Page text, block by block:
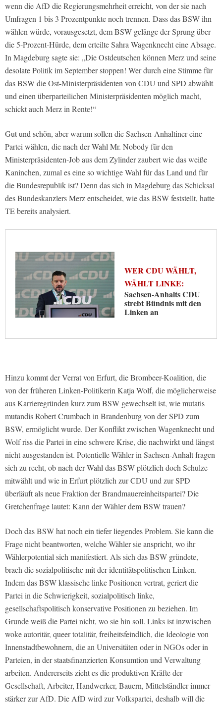
wenn die AfD die Regierungsmehrheit erreicht, von der sie nach
Umfragen 1 bis 3 Prozentpunkte noch trennen. Dass das BSW ihn
wählen würde, vorausgesetzt, dem BSW gelänge der Sprung über
die 5-Prozent-Hürde, dem erteilte Sahra Wagenknecht eine Absage.
In Magdeburg sagte sie: „Die Ostdeutschen können Merz und seine
desolate Politik im September stoppen! Wer durch eine Stimme für
das BSW die Ost-Ministerpräsidenten von CDU und SPD abwählt
und einen überparteilichen Ministerpräsidenten möglich macht,
schickt auch Merz in Rente!“
Gut und schön, aber warum sollen die Sachsen-Anhaltiner eine
Partei wählen, die nach der Wahl Mr. Nobody für den
Ministerpräsidenten-Job aus dem Zylinder zaubert wie das weiße
Kaninchen, zumal es eine so wichtige Wahl für das Land und für
die Bundesrepublik ist? Denn das sich in Magdeburg das Schicksal
des Bundeskanzlers Merz entscheidet, wie das BSW feststellt, hatte
TE bereits analysiert.
WER CDU WÄHLT,
WÄHLT LINKE:
Sachsen-Anhalts CDU
strebt Bündnis mit den
Linken an
Hinzu kommt der Verrat von Erfurt, die Brombeer-Koalition, die
von der früheren Linken-Politikerin Katja Wolf, die möglicherweise
aus Karrieregründen kurz zum BSW gewechselt ist, wie mutatis
mutandis Robert Crumbach in Brandenburg von der SPD zum
BSW, ermöglicht wurde. Der Konflikt zwischen Wagenknecht und
Wolf riss die Partei in eine schwere Krise, die nachwirkt und längst
nicht ausgestanden ist. Potentielle Wähler in Sachsen-Anhalt fragen
sich zu recht, ob nach der Wahl das BSW plötzlich doch Schulze
mitwählt und wie in Erfurt plötzlich zur CDU und zur SPD
überläuft als neue Fraktion der Brandmauereinheitspartei? Die
Gretchenfrage lautet: Kann der Wähler dem BSW trauen?
Doch das BSW hat noch ein tiefer liegendes Problem. Sie kann die
Frage nicht beantworten, welche Wähler sie anspricht, wo ihr
Wählerpotential sich manifestiert. Als sich das BSW gründete,
brach die sozialpolitische mit der identitätspolitischen Linken.
Indem das BSW klassische linke Positionen vertrat, geriert die
Partei in die Schwierigkeit, sozialpolitisch linke,
gesellschaftspolitisch konservative Positionen zu beziehen. Im
Grunde weiß die Partei nicht, wo sie hin soll. Links ist inzwischen
woke autoritär, queer totalitär, freiheitsfeindlich, die Ideologie von
Innenstadtbewohnern, die an Universitäten oder in NGOs oder in
Parteien, in der staatsfinanzierten Konsumtion und Verwaltung
arbeiten. Andererseits zieht es die produktiven Kräfte der
Gesellschaft, Arbeiter, Handwerker, Bauern, Mittelständler immer
stärker zur AfD. Die AfD wird zur Volkspartei, deshalb will die